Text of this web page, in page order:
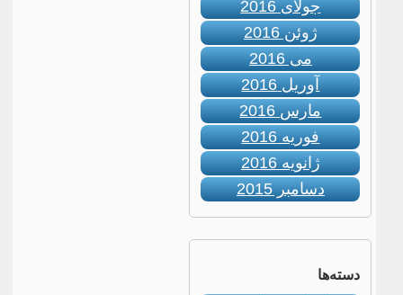
جولای 2016
ژوئن 2016
می 2016
آوریل 2016
مارس 2016
فوریه 2016
ژانویه 2016
دسامبر 2015
دسته‌ها